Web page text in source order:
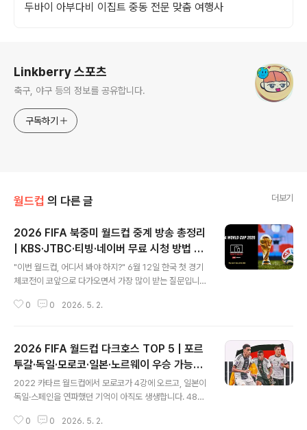
두바이 아부다비 이집트 중동 전문 맞춤 여행사
Linkberry 스포츠
축구, 야구 등의 정보를 공유합니다.
구독하기
월드컵 의 다른 글 더보기
2026 FIFA 북중미 월드컵 중계 방송 총정리
| KBS·JTBC·티빙·네이버 무료 시청 방법 완
벽 가이드
"이번 월드컵, 어디서 봐야 하지?" 6월 12일 한국 첫 경기
체코전이 코앞으로 다가오면서 가장 많이 받는 질문입니
0일 전까지도 결론이 나지 않아 팬들을 애태웠습니다. 지
C·SBS는 없다!2026 북중미 월드컵의 국내 중계권은 JT
BC와 KBS 단 두 방송사만 확정됐습니다. 단독 중계권을
보유한 JTBC가 지상파 3사에 동일 조건을 제시했고, KB
S만 합의에 도달했습니다. MBC와 SBS는 "120억 원 이
니다. Futbol Update KBS와 JTBC는 약 140억 원 규..
0 0 2026. 5. 2.
2026 FIFA 월드컵 다크호스 TOP 5 | 포르
투갈·독일·모로코·일본·노르웨이 우승 가능성·
전력·배당률 완벽 분석
2022 카타르 월드컵에서 모로코가 4강에 오르고, 일본이
독일·스페인을 연파했던 기억이 아직도 생생합니다. 48개
능성이 높습니다.스포츠 일러스트레이티드는 "2026 확장
0 0 2026. 5. 2.